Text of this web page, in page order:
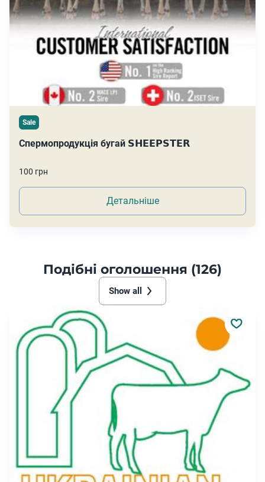
Sale
Спермопродукція бугай 𝗦𝗛𝗘𝗘𝗣𝗦𝗧𝗘𝗥
100 грн
Детальніше
Подібні оголошення (126)
Show all